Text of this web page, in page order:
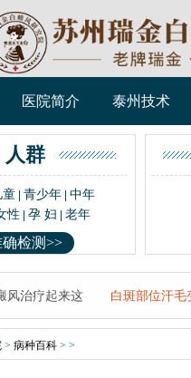
医院简介 泰州技术
人群
童| 青少年| 中年
性 孕 妇 老年
确检测>>
风治疗起来这 白斑部位汗毛
> 病种百科 > >